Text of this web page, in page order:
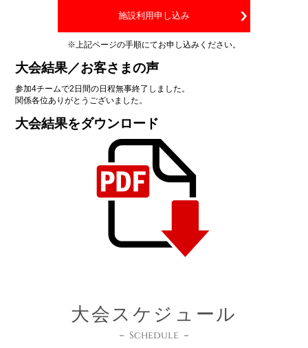
施設利用申し込み
※上記ページの手順にてお申し込みください。
大会結果／お客さまの声
参加4チームで2日間の日程無事終了しました。
関係各位ありがとうございました。
大会結果をダウンロード
大会スケジュール
－ Schedule －